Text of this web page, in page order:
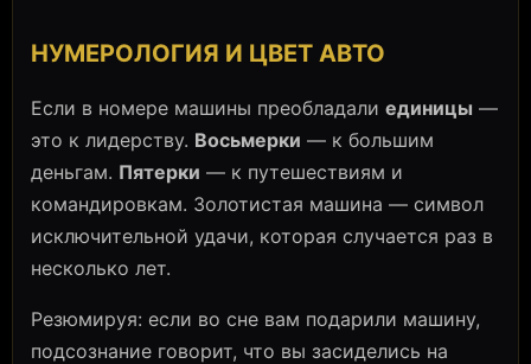
НУМЕРОЛОГИЯ И ЦВЕТ АВТО
Если в номере машины преобладали единицы —
это к лидерству. Восьмерки — к большим
деньгам. Пятерки — к путешествиям и
командировкам. Золотистая машина — символ
исключительной удачи, которая случается раз в
несколько лет.
Резюмируя: если во сне вам подарили машину,
подсознание говорит, что вы засиделись на